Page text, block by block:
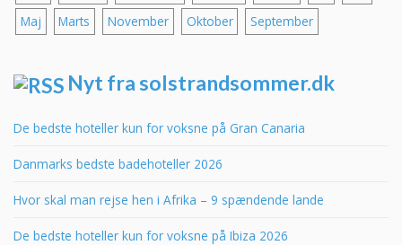
Maj
Marts November Oktober September
Nyt fra solstrandsommer.dk
De bedste hoteller kun for voksne på Gran Canaria
Danmarks bedste badehoteller 2026
Hvor skal man rejse hen i Afrika – 9 spændende lande
De bedste hoteller kun for voksne på Ibiza 2026